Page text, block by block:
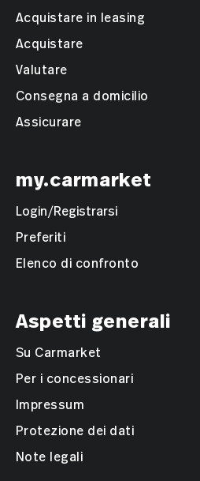
Acquistare in leasing
Acquistare
Valutare
Consegna a domicilio
Assicurare
my.carmarket
Login/Registrarsi
Preferiti
Elenco di confronto
Aspetti generali
Su Carmarket
Per i concessionari
Impressum
Protezione dei dati
Note legali